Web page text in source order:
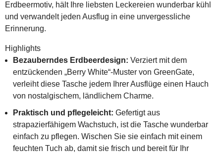
Erdbeermotiv, hält Ihre liebsten Leckereien wunderbar kühl
und verwandelt jeden Ausflug in eine unvergessliche
Erinnerung.
Highlights
Bezauberndes Erdbeerdesign: Verziert mit dem
entzückenden „Berry White“-Muster von GreenGate,
verleiht diese Tasche jedem Ihrer Ausflüge einen Hauch
von nostalgischem, ländlichem Charme.
Praktisch und pflegeleicht: Gefertigt aus
strapazierfähigem Wachstuch, ist die Tasche wunderbar
einfach zu pflegen. Wischen Sie sie einfach mit einem
feuchten Tuch ab, damit sie frisch und bereit für Ihr